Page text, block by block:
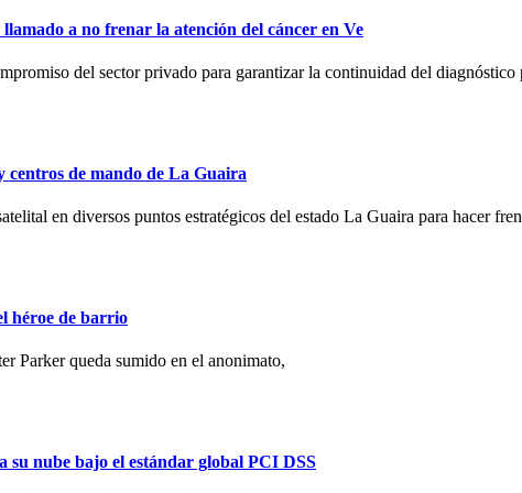
a no frenar la atención del cáncer en Ve
del sector privado para garantizar la continuidad del diagnóstico
centros de mando de La Guaira
en diversos puntos estratégicos del estado La Guaira para hacer
héroe de barrio
Parker queda sumido en el anonimato,
su nube bajo el estándar global PCI DSS